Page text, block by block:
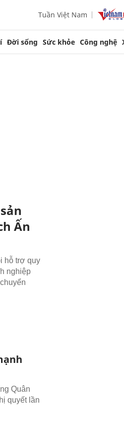
Tuần Việt Nam
Đời sống Sức khỏe Công nghệ
Ấn
hỗ trợ quy
nghiệp
Quân
quyết lần